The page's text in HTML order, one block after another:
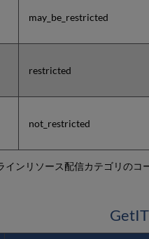
may_be_restricted
restricted
not_restricted
インリソース配信カテゴリのコ